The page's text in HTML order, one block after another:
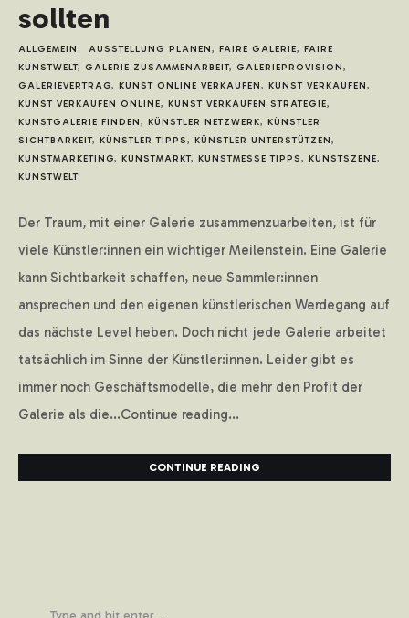
sollten
ALLGEMEIN AUSSTELLUNG PLANEN, FAIRE GALERIE, FAIRE
KUNSTWELT, GALERIE ZUSAMMENARBEIT, GALERIEPROVISION,
GALERIEVERTRAG, KUNST ONLINE VERKAUFEN, KUNST VERKAUFEN,
KUNST VERKAUFEN ONLINE, KUNST VERKAUFEN STRATEGIE,
KUNSTGALERIE FINDEN, KÜNSTLER NETZWERK, KÜNSTLER
SICHTBARKEIT, KÜNSTLER TIPPS, KÜNSTLER UNTERSTÜTZEN,
KUNSTMARKETING, KUNSTMARKT, KUNSTMESSE TIPPS, KUNSTSZENE,
KUNSTWELT
Der Traum, mit einer Galerie zusammenzuarbeiten, ist für
viele Künstler:innen ein wichtiger Meilenstein. Eine Galerie
kann Sichtbarkeit schaffen, neue Sammler:innen
ansprechen und den eigenen künstlerischen Werdegang auf
das nächste Level heben. Doch nicht jede Galerie arbeitet
tatsächlich im Sinne der Künstler:innen. Leider gibt es
immer noch Geschäftsmodelle, die mehr den Profit der
Galerie als die...Continue reading...
CONTINUE READING